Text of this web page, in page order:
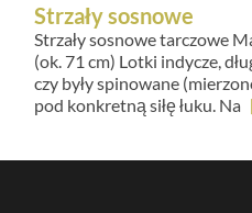
Strzały sosnowe
Strzały sosnowe tarczowe
(ok. 71 cm) Lotki indycze,
czy były spinowane
pod konkretną siłę łuku. Na